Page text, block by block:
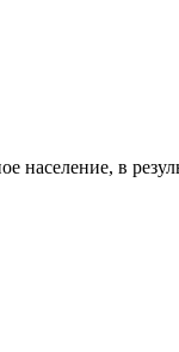
население, в